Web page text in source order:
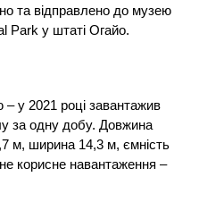
та відправлено до музею
Park у штаті Огайо.
– у 2021 році завантажив
за одну добу. Довжина
м, ширина 14,3 м, ємність
корисне навантаження –